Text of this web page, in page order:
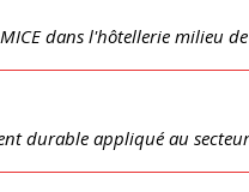
dans l'hôtellerie milieu
durable appliqué au